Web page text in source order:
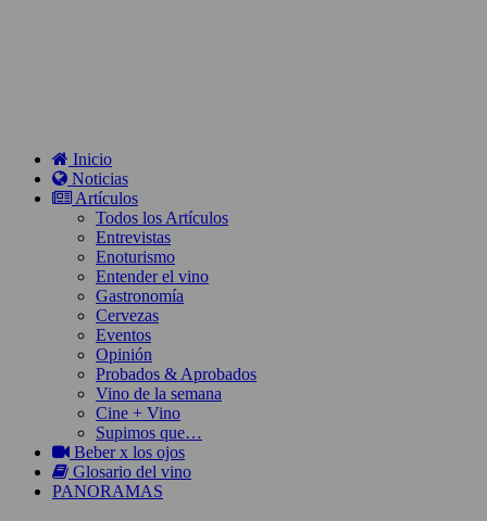
Inicio
Noticias
Artículos
Todos los Artículos
Entrevistas
Enoturismo
Entender el vino
Gastronomía
Cervezas
Eventos
Opinión
Probados & Aprobados
Vino de la semana
Cine + Vino
Supimos que…
Beber x los ojos
Glosario del vino
PANORAMAS